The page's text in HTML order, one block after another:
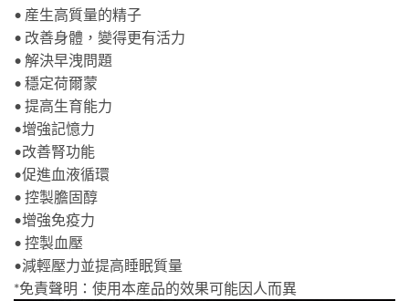
• 産生高質量的精子
• 改善身體，變得更有活力
• 解決早洩問題
• 穩定荷爾蒙
• 提高生育能力
•增強記憶力
•改善腎功能
•促進血液循環
• 控製膽固醇
•增強免疫力
• 控製血壓
•減輕壓力並提高睡眠質量
*免責聲明：使用本産品的效果可能因人而異